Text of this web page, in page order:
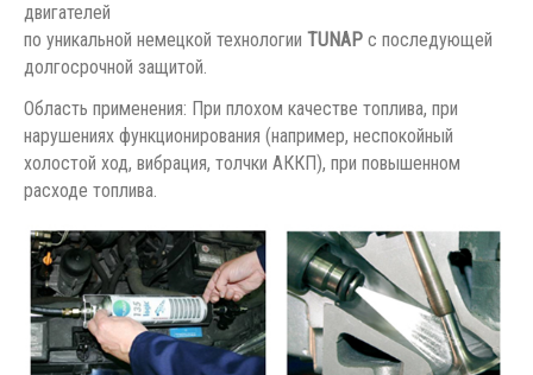
двигателей
по уникальной немецкой технологии TUNAP с последующей
долгосрочной защитой.
Область применения: При плохом качестве топлива, при
нарушениях функционирования (например, неспокойный
холостой ход, вибрация, толчки АККП), при повышенном
расходе топлива.